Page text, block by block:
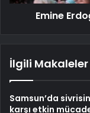
Emine
İlgili Makaleler
Samsun’da
karşı etkin